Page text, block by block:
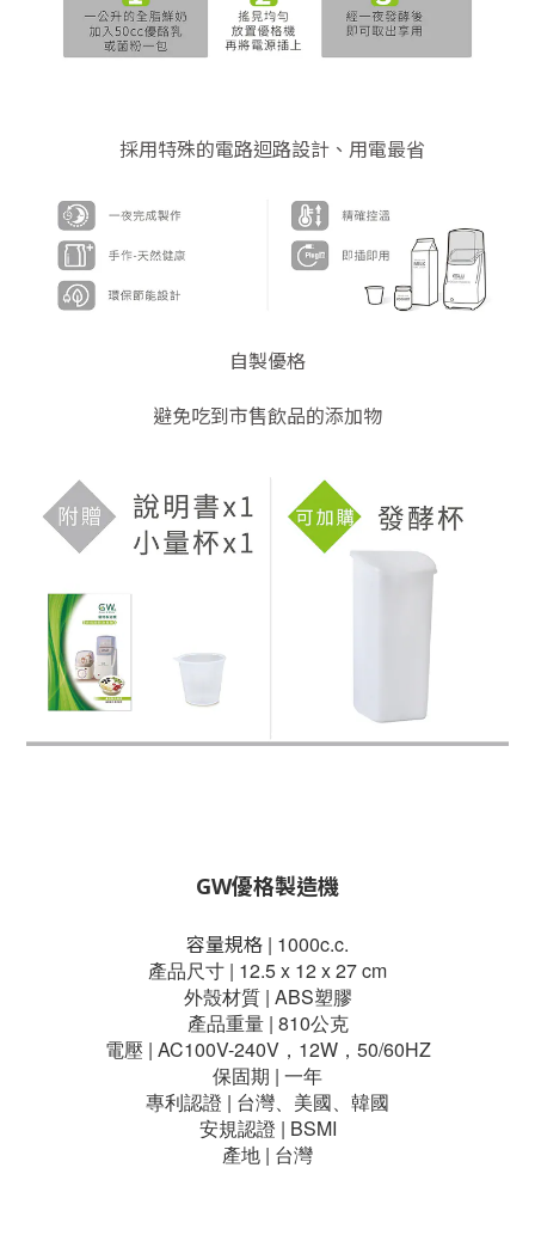
採用特殊的電路迴路設計、用電最省
自製優格
避免吃到市售飲品的添加物
GW優格製造機
容量規格 | 1000c.c.
產品尺寸 | 12.5 x 12 x 27 cm
外殼材質 | ABS塑膠
產品重量 | 810公克
電壓 | AC100V-240V，12W，50/60HZ
保固期 | 一年
專利認證 | 台灣、美國、韓國
安規認證 | BSMI
產地 | 台灣